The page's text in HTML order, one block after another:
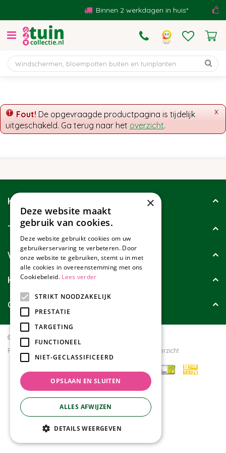
t
n
Binnen 2 werkdagen in huis*
x
Fout! De opgevraagde productpagina is tijdelijk
uitgeschakeld. Ga terug naar het overzicht.
Klantenservice
Tuincollectie
Wie zijn wij?
Klanten geven ons
Contact
© Tuincollectie.nl
Privacy policy
Tuincentrum Overzicht
×
Deze website maakt
gebruik van cookies.
Deze website gebruikt cookies om uw
gebruikerservaring te verbeteren. Door
onze website te gebruiken, stemt u in met
alle cookies in overeenstemming met ons
Cookiebeleid. Lees verder
STRIKT NOODZAKELIJK
PRESTATIE
TARGETING
FUNCTIONEEL
NIET-GECLASSIFICEERD
OPSLAAN EN SLUITEN
ALLES AFWIJZEN
DETAILS WEERGEVEN